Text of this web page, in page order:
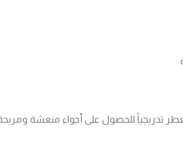
تدريجياً للحصول على أجواء منعشة